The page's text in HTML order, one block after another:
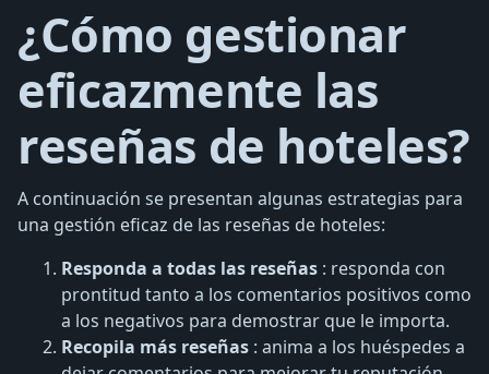
¿Cómo gestionar
eficazmente las
reseñas de hoteles?
A continuación se presentan algunas estrategias para
una gestión eficaz de las reseñas de hoteles:
Responda a todas las reseñas : responda con
prontitud tanto a los comentarios positivos como
a los negativos para demostrar que le importa.
Recopila más reseñas : anima a los huéspedes a